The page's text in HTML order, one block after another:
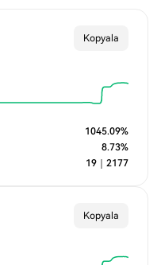
Kopyala
1045.09%
8.73%
19 2177
Kopyala